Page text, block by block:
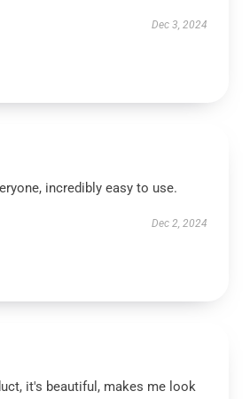
Dec 3, 2024
incredibly easy to use.
Dec 2, 2024
it's beautiful, makes me look